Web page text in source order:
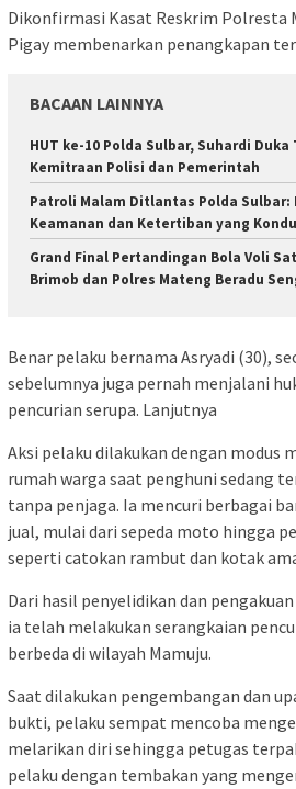
Dikonfirmasi Kasat Reskrim Polresta
Pigay membenarkan penangkapan
BACAAN LAINNYA
HUT ke-10 Polda Sulbar, Suhardi
Kemitraan Polisi dan Pemerintah
Patroli Malam Ditlantas Polda Sulbar:
Keamanan dan Ketertiban yang
Grand Final Pertandingan Bola Voli
Brimob dan Polres Mateng Beradu
Benar pelaku bernama Asryadi (30),
sebelumnya juga pernah menjalani
pencurian serupa. Lanjutnya
Aksi pelaku dilakukan dengan modus
rumah warga saat penghuni sedang
tanpa penjaga. Ia mencuri berbagai
jual, mulai dari sepeda moto hingga
seperti catokan rambut dan kotak
Dari hasil penyelidikan dan
ia telah melakukan serangkaian
berbeda di wilayah Mamuju.
Saat dilakukan pengembangan dan
bukti, pelaku sempat mencoba
melarikan diri sehingga petugas
pelaku dengan tembakan yang